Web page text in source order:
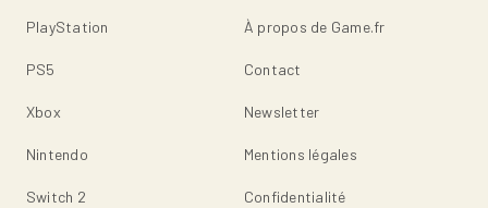
PlayStation
PS5
Xbox
Nintendo
Switch 2
À propos de Game.fr
Contact
Newsletter
Mentions légales
Confidentialité